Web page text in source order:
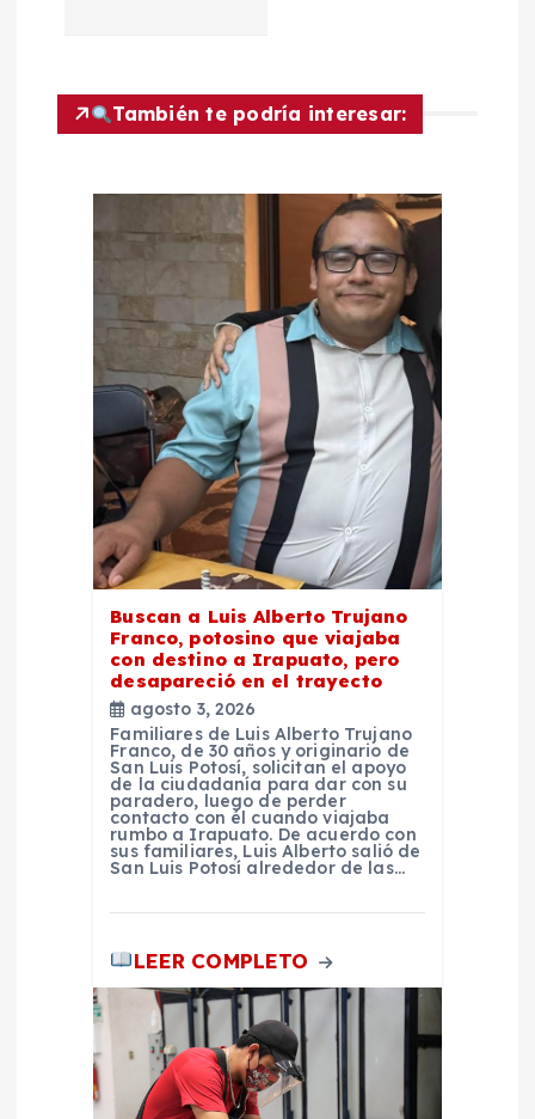
También te podría interesar:
Buscan a Luis Alberto Trujano
Franco, potosino que viajaba
con destino a Irapuato, pero
desapareció en el trayecto
agosto 3, 2026
Familiares de Luis Alberto Trujano
Franco, de 30 años y originario de
San Luis Potosí, solicitan el apoyo
de la ciudadanía para dar con su
paradero, luego de perder
contacto con él cuando viajaba
rumbo a Irapuato. De acuerdo con
sus familiares, Luis Alberto salió de
San Luis Potosí alrededor de las…
LEER COMPLETO